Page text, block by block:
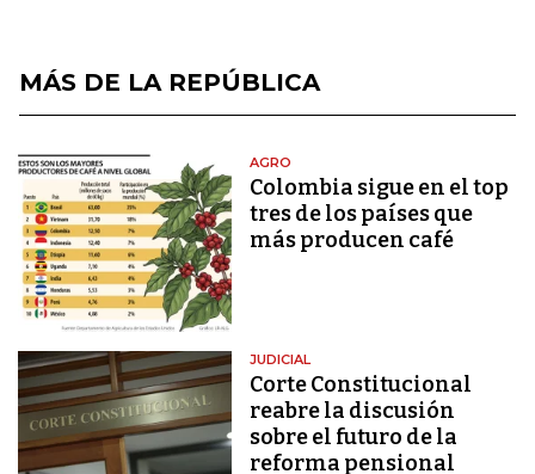
MÁS DE LA REPÚBLICA
AGRO
Colombia sigue en el top
tres de los países que
más producen café
JUDICIAL
Corte Constitucional
reabre la discusión
sobre el futuro de la
reforma pensional